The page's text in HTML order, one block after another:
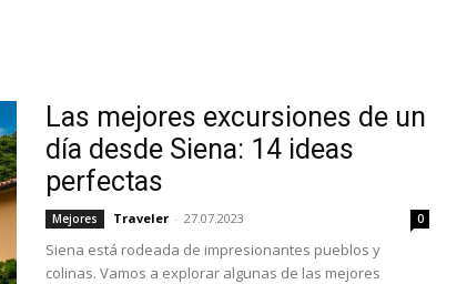
Las mejores excursiones de un
día desde Siena: 14 ideas
perfectas
Mejores Traveler - 27.07.2023 0
Siena está rodeada de impresionantes pueblos y
colinas. Vamos a explorar algunas de las mejores